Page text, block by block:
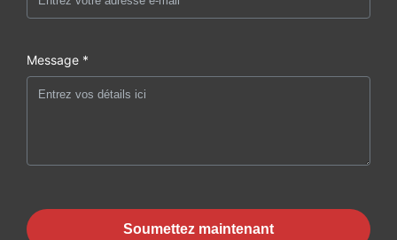
Message *
Soumettez maintenant